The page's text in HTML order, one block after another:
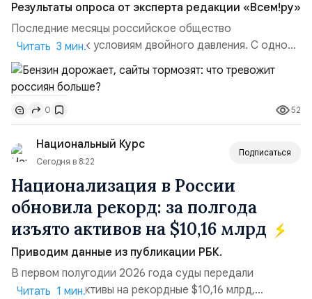
Результаты опроса от эксперта редакции «Всем!ру»
Последние месяцы российское общество
адаптируется к условиям двойного давления. С одной
стороны, происходит рост цен на товары первой
необходимости, инфляция и локальные сбои в
поставках бензина. А с другой – технологическая
турбулентность: перебои в работе интернета,
блокировки сайтов, необходимость осваивать VPN и
российские платформы.Что из этого бье...
Читать 3 мин.
0 52
Национальный Курс
Сегодня в 8:22
Подписаться
Национализация в России
обновила рекорд: за полгода
изъято активов на $10,16 млрд
Приводим данные из публикации РБК.
В первом полугодии 2026 года суды передали
государству активы на рекордные $10,16 млрд,
Читать 1 мин.